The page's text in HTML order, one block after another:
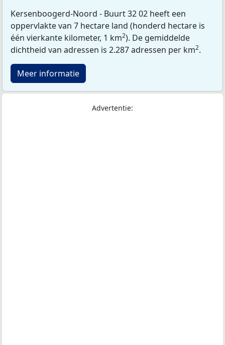
Kersenboogerd-Noord - Buurt 32 02 heeft een
oppervlakte van 7 hectare land (honderd hectare is
één vierkante kilometer, 1 km2). De gemiddelde
dichtheid van adressen is 2.287 adressen per km2.
Meer informatie
Advertentie: